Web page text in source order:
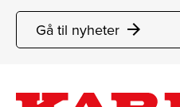
Gå til nyheter arrow_forward